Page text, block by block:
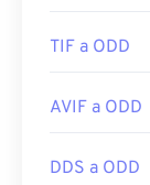
TIF a ODD
AVIF a ODD
DDS a ODD